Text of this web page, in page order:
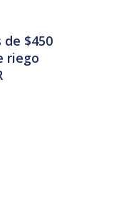
$450
riego